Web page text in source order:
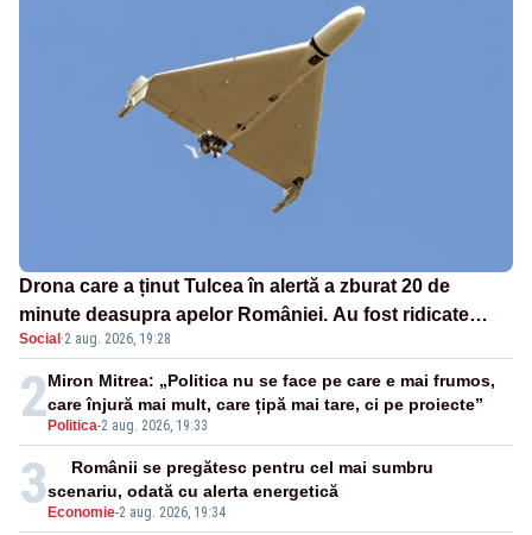
Drona care a ținut Tulcea în alertă a zburat 20 de
minute deasupra apelor României. Au fost ridicate
două F-16
Social ·2 aug. 2026, 19:28
2 Politica-2 aug. 2026, 19:33
Miron Mitrea: „Politica nu se face pe care e mai frumos,
care înjură mai mult, care țipă mai tare, ci pe proiecte”
3 Economie-2 aug. 2026, 19:34
Românii se pregătesc pentru cel mai sumbru
scenariu, odată cu alerta energetică